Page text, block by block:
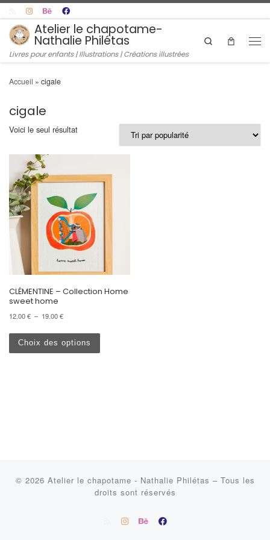
Skip to content
Atelier le chapotame-
Nathalie Philétas
Livres pour enfants | Illustrations | Créations illustrées
Search
Accueil » cigale
cigale
Voici le seul résultat
CLÉMENTINE – Collection Home
sweet home
12.00€ – 19.00€Plage de prix : 12.00 € à 19.00 €
Choix des options
Ce produit a plusieurs variations. Les options
© 2026 Atelier le chapotame - Nathalie Philétas – Tous les
droits sont réservés